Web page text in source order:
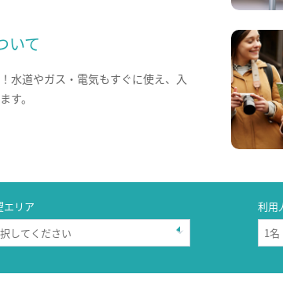
いて
水道やガス・電気もすぐに使え、入
す。
エリア 利用